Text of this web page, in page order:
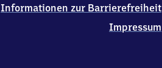
Informationen zur Barrierefreiheit
Impressum